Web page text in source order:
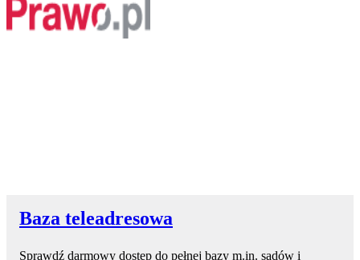
Baza teleadresowa
Sprawdź darmowy dostęp do pełnej bazy m.in. sądów i